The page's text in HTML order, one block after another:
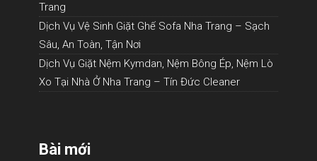
Trang
Dịch Vụ Vệ Sinh Giặt Ghế Sofa Nha Trang – Sạch
Sâu, An Toàn, Tận Nơi
Dịch Vụ Giặt Nệm Kymdan, Nệm Bông Ép, Nệm Lò
Xo Tại Nhà Ở Nha Trang – Tín Đức Cleaner
Bài mới